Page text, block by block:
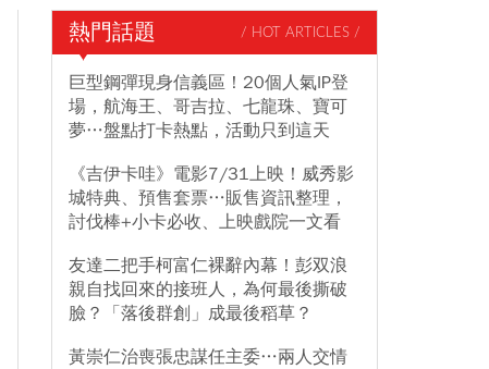
熱門話題 / HOT ARTICLES /
巨型鋼彈現身信義區！20個人氣IP登
場，航海王、哥吉拉、七龍珠、寶可
夢…盤點打卡熱點，活動只到這天
《吉伊卡哇》電影7/31上映！威秀影
城特典、預售套票…販售資訊整理，
討伐棒+小卡必收、上映戲院一文看
友達二把手柯富仁裸辭內幕！彭双浪
親自找回來的接班人，為何最後撕破
臉？「落後群創」成最後稻草？
黃崇仁治喪張忠謀任主委…兩人交情